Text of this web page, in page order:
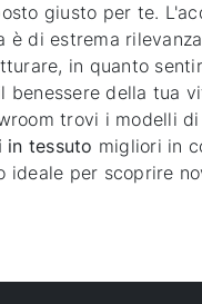
giusto per te.
è di estrema
in quanto
benessere della tua
trovi i modelli di
in tessuto migliori in
ideale per scoprire